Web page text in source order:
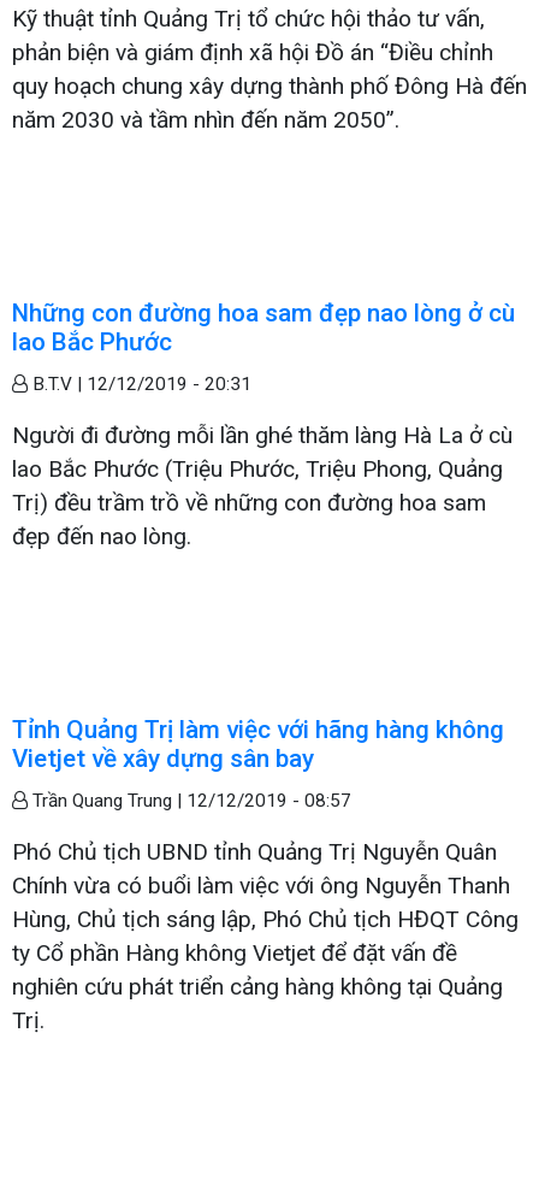
Kỹ thuật tỉnh Quảng Trị tổ chức hội thảo tư vấn,
phản biện và giám định xã hội Đồ án “Điều chỉnh
quy hoạch chung xây dựng thành phố Đông Hà đến
năm 2030 và tầm nhìn đến năm 2050”.
Những con đường hoa sam đẹp nao lòng ở cù
lao Bắc Phước
B.T.V | 12/12/2019 - 20:31
Người đi đường mỗi lần ghé thăm làng Hà La ở cù
lao Bắc Phước (Triệu Phước, Triệu Phong, Quảng
Trị) đều trầm trồ về những con đường hoa sam
đẹp đến nao lòng.
Tỉnh Quảng Trị làm việc với hãng hàng không
Vietjet về xây dựng sân bay
Trần Quang Trung | 12/12/2019 - 08:57
Phó Chủ tịch UBND tỉnh Quảng Trị Nguyễn Quân
Chính vừa có buổi làm việc với ông Nguyễn Thanh
Hùng, Chủ tịch sáng lập, Phó Chủ tịch HĐQT Công
ty Cổ phần Hàng không Vietjet để đặt vấn đề
nghiên cứu phát triển cảng hàng không tại Quảng
Trị.